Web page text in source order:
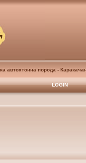
автохтонна порода -
LOGIN